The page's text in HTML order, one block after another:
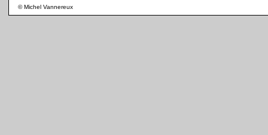
© Michel Vannereux